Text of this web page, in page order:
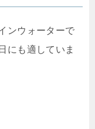
ンウォーターで
にも適していま